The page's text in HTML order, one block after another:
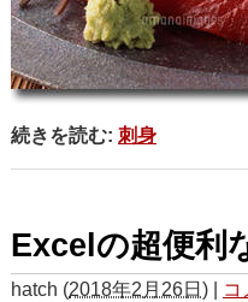
続きを読む: 刺身
Excelの超便利
hatch (2018年2月26日) | コ